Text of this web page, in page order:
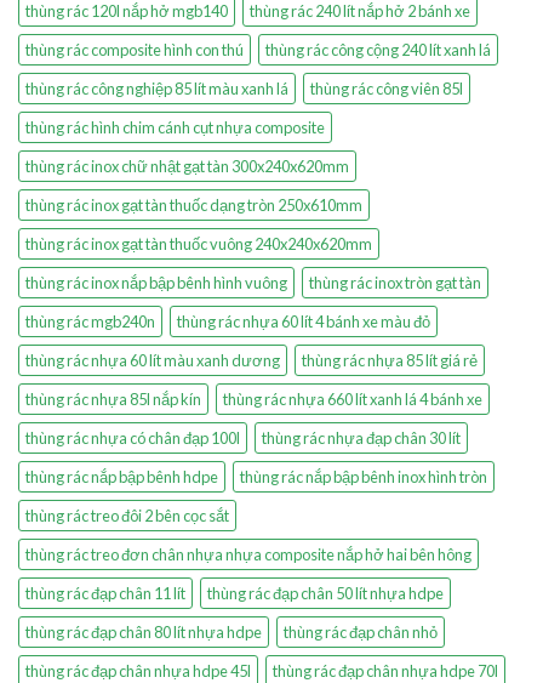
thùng rác 120l nắp hở mgb140
thùng rác 240 lít nắp hở 2 bánh xe
thùng rác composite hình con thú
thùng rác công cộng 240 lít xanh lá
thùng rác công nghiệp 85 lít màu xanh lá
thùng rác công viên 85l
thùng rác hình chim cánh cụt nhựa composite
thùng rác inox chữ nhật gạt tàn 300x240x620mm
thùng rác inox gạt tàn thuốc dạng tròn 250x610mm
thùng rác inox gạt tàn thuốc vuông 240x240x620mm
thùng rác inox nắp bập bênh hình vuông
thùng rác inox tròn gạt tàn
thùng rác mgb240n
thùng rác nhựa 60 lít 4 bánh xe màu đỏ
thùng rác nhựa 60 lít màu xanh dương
thùng rác nhựa 85 lít giá rẻ
thùng rác nhựa 85l nắp kín
thùng rác nhựa 660 lít xanh lá 4 bánh xe
thùng rác nhựa có chân đạp 100l
thùng rác nhựa đạp chân 30 lít
thùng rác nắp bập bênh hdpe
thùng rác nắp bập bênh inox hình tròn
thùng rác treo đôi 2 bên cọc sắt
thùng rác treo đơn chân nhựa nhựa composite nắp hở hai bên hông
thùng rác đạp chân 11 lít
thùng rác đạp chân 50 lít nhựa hdpe
thùng rác đạp chân 80 lít nhựa hdpe
thùng rác đạp chân nhỏ
thùng rác đạp chân nhựa hdpe 45l
thùng rác đạp chân nhựa hdpe 70l